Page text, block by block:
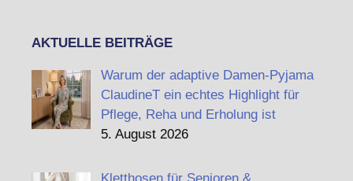
AKTUELLE BEITRÄGE
Warum der adaptive Damen-Pyjama
ClaudineT ein echtes Highlight für
Pflege, Reha und Erholung ist
5. August 2026